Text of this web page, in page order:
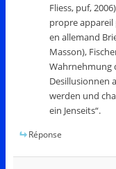
Fliess, puf,
propre appareil
en allemand
Masson),
Wahrnehmung
Desillusionnen
werden und
ein Jenseits“.
Réponse